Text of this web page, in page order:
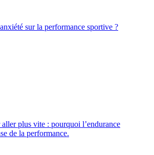
sur la performance sportive ?
plus vite : pourquoi l’endurance
de la performance.